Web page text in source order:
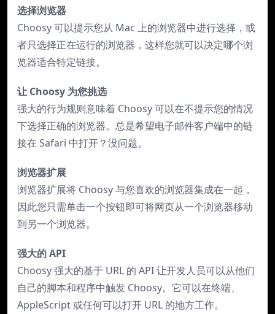
选择浏览器
Choosy 可以提示您从 Mac 上的浏览器中进行选择，或
者只选择正在运行的浏览器，这样您就可以决定哪个浏
览器适合特定链接。
让 Choosy 为您挑选
强大的行为规则意味着 Choosy 可以在不提示您的情况
下选择正确的浏览器。总是希望电子邮件客户端中的链
接在 Safari 中打开？没问题。
浏览器扩展
浏览器扩展将 Choosy 与您喜欢的浏览器集成在一起，
因此您只需单击一个按钮即可将网页从一个浏览器移动
到另一个浏览器。
强大的 API
Choosy 强大的基于 URL 的 API 让开发人员可以从他们
自己的脚本和程序中触发 Choosy。它可以在终端、
AppleScript 或任何可以打开 URL 的地方工作。